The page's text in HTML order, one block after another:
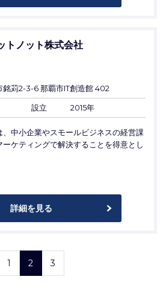
トノット株式会社
銘苅2-3-6 那覇市IT創造館 402
設立 2015年
、中小企業やスモールビジネスの経営課
ケティングで解決することを得意とし
詳細を見る
1 2 3